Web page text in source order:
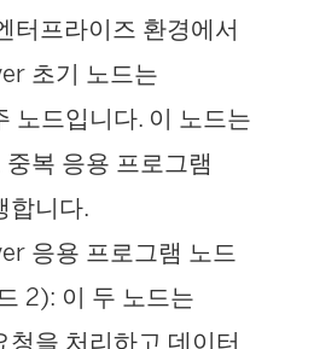
터프라이즈 환경에서
초기 노드는
노드입니다. 이 노드는
복 응용 프로그램
합니다.
응용 프로그램 노드
2): 이 두 노드는
청을 처리하고 데이터